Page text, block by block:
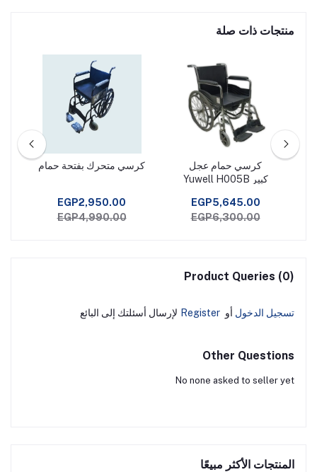
منتجات ذات صلة
كرسي حمام عجل
كبير Yuwell H005B
EGP5,645.00
EGP6,300.00
كرسي متحرك بفتحة حمام
EGP2,950.00
EGP4,990.00
Product Queries (0)
تسجيل الدخول أو Register لإرسال أسئلتك إلى البائع
Other Questions
No none asked to seller yet
المنتجات الأكثر مبيعًا